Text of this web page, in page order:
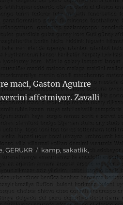
maci, Gaston Aguirre
affetmiyor. Zavalli
, GERUKR Etiketler
kamp, sakatlik,